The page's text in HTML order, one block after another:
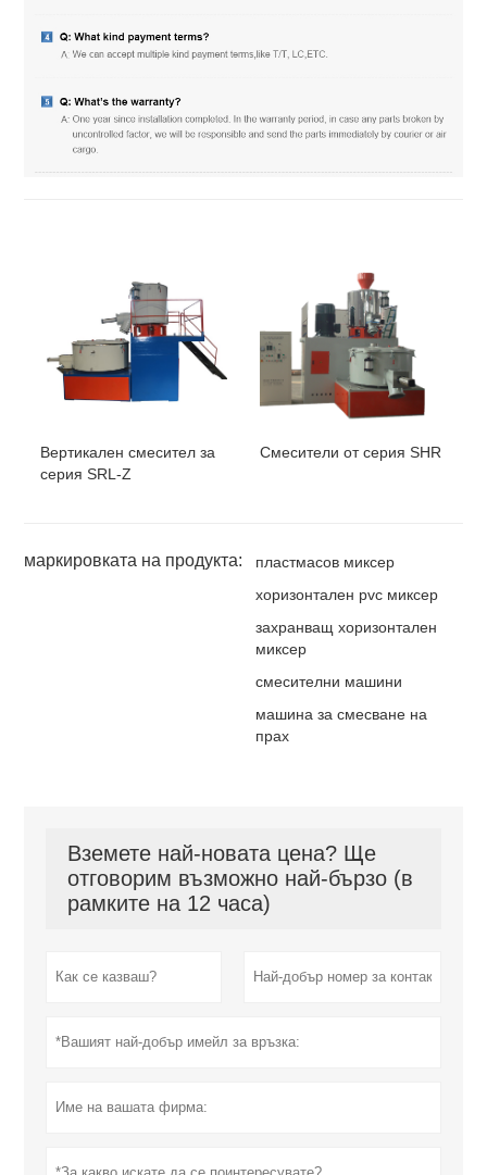
Вертикален смесител за
серия SRL-Z
Смесители от серия SHR
маркировката на продукта:
пластмасов миксер
хоризонтален pvc миксер
захранващ хоризонтален
миксер
смесителни машини
машина за смесване на
прах
Вземете най-новата цена? Ще
отговорим възможно най-бързо (в
рамките на 12 часа)